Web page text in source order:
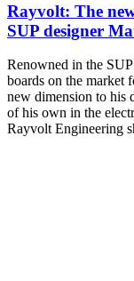
Rayvolt: The
SUP designer
Renowned in the
boards on the market
new dimension to his
of his own in the
Rayvolt Engineering